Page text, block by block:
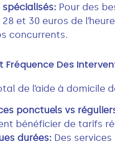
spécialisés: Pour des
et 30 euros de
concurrents.
Fréquence Des
de l’aide à domicile
ponctuels vs
bénéficier de tarifs
durées: Des